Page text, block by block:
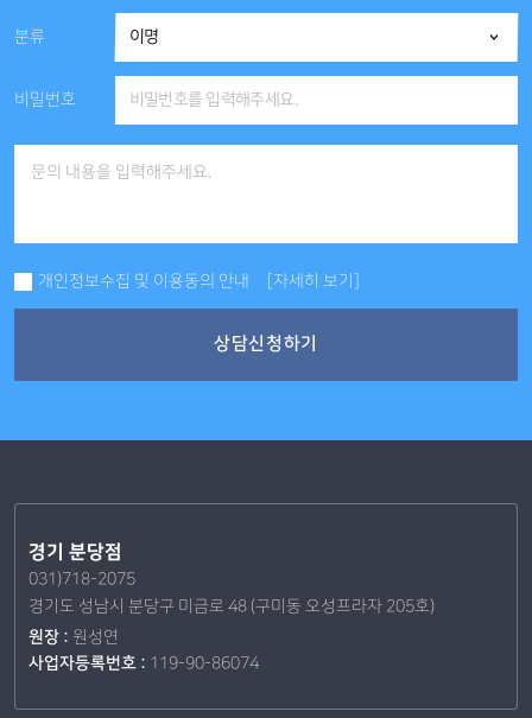
분류
비밀번호
개인정보수집 및 이용동의 안내 [자세히 보기]
상담신청하기
경기 분당점
031)718-2075
경기도 성남시 분당구 미금로 48 (구미동 오성프라자 205호)
원장 : 원성연
사업자등록번호 : 119-90-86074